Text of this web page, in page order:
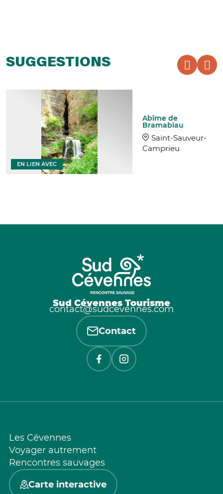
SUGGESTIONS
Abîme de
Bramabiau
Saint-Sauveur-
Camprieu
EN LIEN AVEC
Sud Cévennes Tourisme
contact@sudcevennes.com
Contact
Les Cévennes
Voyager autrement
Rencontres sauvages
Carte interactive